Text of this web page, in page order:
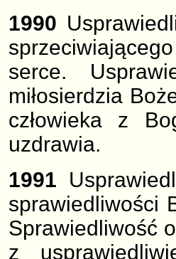
1990
serce.
miłosierdzia
człowieka z
uzdrawia.
1991
sprawiedliwości
Sprawiedliwość
z